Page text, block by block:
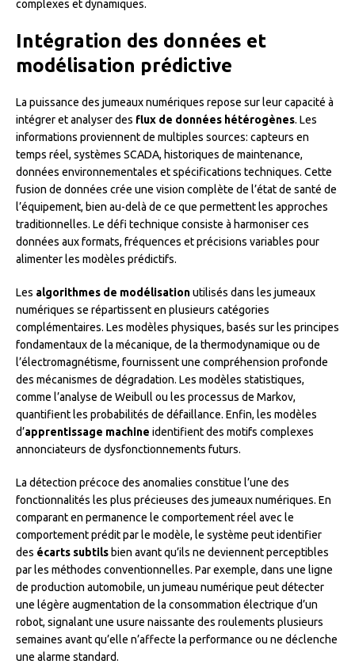
complexes et dynamiques.
Intégration des données et
modélisation prédictive
La puissance des jumeaux numériques repose sur leur capacité à
intégrer et analyser des flux de données hétérogènes. Les
informations proviennent de multiples sources: capteurs en
temps réel, systèmes SCADA, historiques de maintenance,
données environnementales et spécifications techniques. Cette
fusion de données crée une vision complète de l’état de santé de
l’équipement, bien au-delà de ce que permettent les approches
traditionnelles. Le défi technique consiste à harmoniser ces
données aux formats, fréquences et précisions variables pour
alimenter les modèles prédictifs.
Les algorithmes de modélisationutilisés dans les jumeaux
numériques se répartissent en plusieurs catégories
complémentaires. Les modèles physiques, basés sur les principes
fondamentaux de la mécanique, de la thermodynamique ou de
l’électromagnétisme, fournissent une compréhension profonde
des mécanismes de dégradation. Les modèles statistiques,
comme l’analyse de Weibull ou les processus de Markov,
quantifient les probabilités de défaillance. Enfin, les modèles
d’apprentissage machine identifient des motifs complexes
annonciateurs de dysfonctionnements futurs.
La détection précoce des anomalies constitue l’une des
fonctionnalités les plus précieuses des jumeaux numériques. En
comparant en permanence le comportement réel avec le
comportement prédit par le modèle, le système peut identifier
des écarts subtils bien avant qu’ils ne deviennent perceptibles
par les méthodes conventionnelles. Par exemple, dans une ligne
de production automobile, un jumeau numérique peut détecter
une légère augmentation de la consommation électrique d’un
robot, signalant une usure naissante des roulements plusieurs
semaines avant qu’elle n’affecte la performance ou ne déclenche
une alarme standard.